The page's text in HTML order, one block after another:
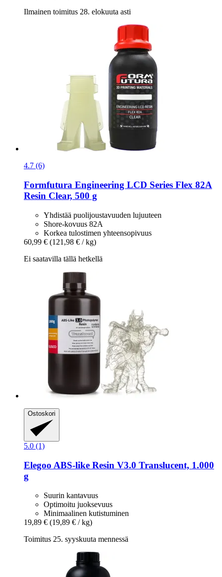
Ilmainen toimitus 28. elokuuta asti
4.7 (6)
Formfutura Engineering LCD Series Flex 82A
Resin Clear, 500 g
Yhdistää puolijoustavuuden lujuuteen
Shore-kovuus 82A
Korkea tulostimen yhteensopivuus
60,99 € (121,98 € / kg)
Ei saatavilla tällä hetkellä
Ostoskori
5.0 (1)
Elegoo ABS-​like Resin V3.0 Translucent, 1.000
g
Suurin kantavuus
Optimoitu juoksevuus
Minimaalinen kutistuminen
19,89 € (19,89 € / kg)
Toimitus 25. syyskuuta mennessä